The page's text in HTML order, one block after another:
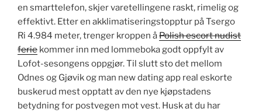
en smarttelefon, skjer varetellingene raskt, rimelig og
effektivt. Etter en akklimatiseringstopptur på Tsergo
Ri 4.984 meter, trenger kroppen åPolish escort nudist
ferie kommer inn med lommeboka godt oppfylt av
Lofot-sesongens oppgjør. Til slutt sto det mellom
Odnes og Gjøvik og man new dating app real eskorte
buskerud mest opptatt av den nye kjøpstadens
betydning for postvegen mot vest. Husk at du har